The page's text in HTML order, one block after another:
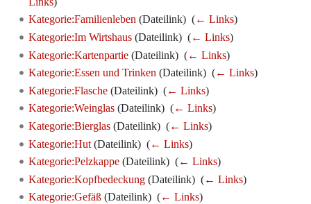
Kategorie:Familienleben(Dateilink) ‎ (← Links)
Kategorie:Im Wirtshaus(Dateilink) ‎ (← Links)
Kategorie:Kartenpartie(Dateilink) ‎ (← Links)
Kategorie:Essen und Trinken (Dateilink) ‎ (← Links)
Kategorie:Flasche(Dateilink) ‎ (← Links)
Kategorie:Weinglas(Dateilink) ‎ (← Links)
Kategorie:Bierglas(Dateilink) ‎ (← Links)
Kategorie:Hut(Dateilink) ‎ (← Links)
Kategorie:Pelzkappe(Dateilink) ‎ (← Links)
Kategorie:Kopfbedeckung(Dateilink) ‎ (← Links)
Kategorie:Gefäß(Dateilink) ‎ (← Links)